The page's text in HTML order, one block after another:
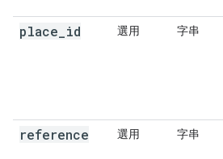
place id 選用 字串
reference 選用 字串